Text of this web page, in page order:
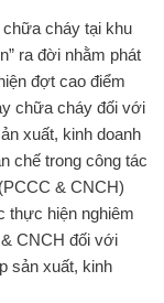
chữa cháy tại khu
ra đời nhằm phát
đợt cao điểm
chữa cháy đối với
xuất, kinh doanh
chế trong công tác
& CNCH)
thực hiện nghiêm
CNCH đối với
sản xuất, kinh